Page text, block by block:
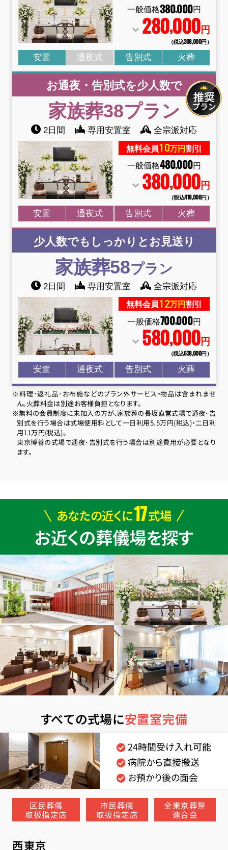
一般価格380,000円
280,000円
（税込308,000円）
安置 通夜式 告別式 火葬
お通夜・告別式を少人数で
家族葬38プラン
2日間 専用安置室 全宗派対応
無料会員10万円割引
一般価格480,000円
380,000円
（税込418,000円）
安置 通夜式 告別式 火葬
少人数でもしっかりとお見送り
家族葬58プラン
2日間 専用安置室 全宗派対応
無料会員12万円割引
一般価格700,000円
580,000円
（税込638,000円）
安置 通夜式 告別式 火葬
※料理･返礼品･お布施などのプラン外サービス・物品は含まれませ
ん。火葬料金は別途お客様負担となります。
※無料の会員制度に未加入の方が、家族葬の長坂直営式場で通夜･告
別式を行う場合は式場使用料として一日利用5.5万円(税込)・二日利
用11万円(税込)。
東京博善の式場で通夜･告別式を行う場合は別途費用が必要となり
ます。
あなたの近くに17式場
お近くの葬儀場を探す
すべての式場に安置室完備
24時間受け入れ可能
病院から直接搬送
お預かり後の面会
区民葬儀
取扱指定店
市民葬儀
取扱指定店
全東京葬祭
連合会
西東京